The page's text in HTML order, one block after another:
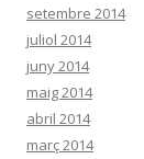
setembre 2014
juliol 2014
juny 2014
maig 2014
abril 2014
març 2014